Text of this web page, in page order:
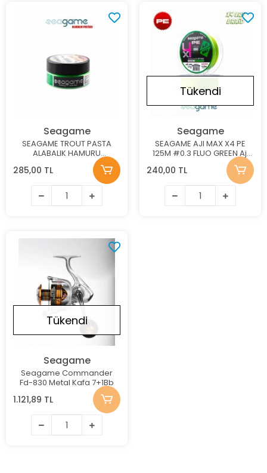
Seagame
SEAGAME TROUT PASTA
ALABALIK HAMURU
SARIMSAK YEŞİL 50G
285,00 TL
Tükendi
Seagame
SEAGAME AJI MAX X4 PE
125M #0.3 FLUO GREEN Aji
240,00 TL
Tükendi
Seagame
Seagame Commander
Fd-830 Metal Kafa 7+1Bb
1.121,89 TL